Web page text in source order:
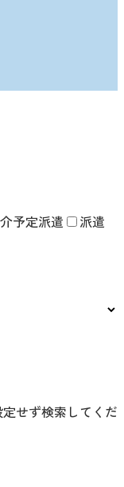
予定派遣
派遣
せず検索してくだ